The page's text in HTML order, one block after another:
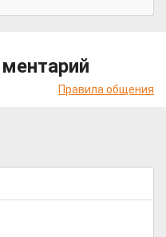
Правила общения